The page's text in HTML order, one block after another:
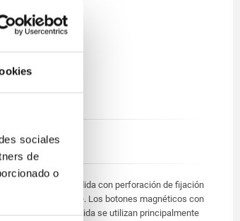
sociales
de
o
rojo.
de adherencia dividida con perforación de fijación
Sistema sin blindaje. Los botones magnéticos con
de adherencia dividida se utilizan principalmente